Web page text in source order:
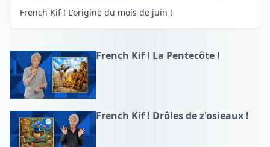
French Kif ! L'origine du mois de juin !
French Kif ! La Pentecôte !
French Kif ! Drôles de z'osieaux !